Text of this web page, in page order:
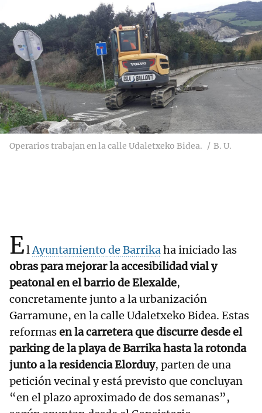
Operarios trabajan en la calle Udaletxeko Bidea. B. U.
ElAyuntamiento de Barrikaha iniciado las
obras para mejorar la accesibilidad vial y
peatonal en el barrio de Elexalde,
concretamente junto a la urbanización
Garramune, en la calle Udaletxeko Bidea. Estas
reformasen la carretera que discurre desde el
parking de la playa de Barrika hasta la rotonda
junto a la residencia Elorduy, parten de una
petición vecinal y está previsto que concluyan
“en el plazo aproximado de dos semanas”,